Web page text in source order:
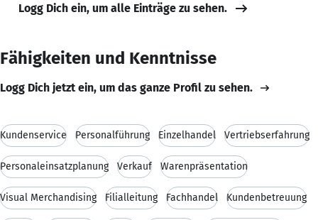
Logg Dich ein, um alle Einträge zu sehen.
Fähigkeiten und Kenntnisse
Logg Dich jetzt ein, um das ganze Profil zu sehen.
Kundenservice Personalführung Einzelhandel Vertriebserfahrung
Personaleinsatzplanung Verkauf Warenpräsentation
Visual Merchandising Filialleitung Fachhandel Kundenbetreuung